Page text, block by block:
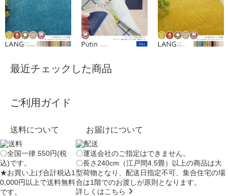
最近チェックした商品
ご利用ガイド
送料について
〇全国一律 550円(税
込)です。
★お買い上げ合計税込1
0,000円以上で送料無料
です。
お届けについて
〇運送会社のご指定はできません。
〇長さ240cm（江戸間4.5畳）以上の商品は大
型荷物となり、配送日指定不可、集合住宅の場
合は1階でのお渡しが原則となります。
詳しくはこちら